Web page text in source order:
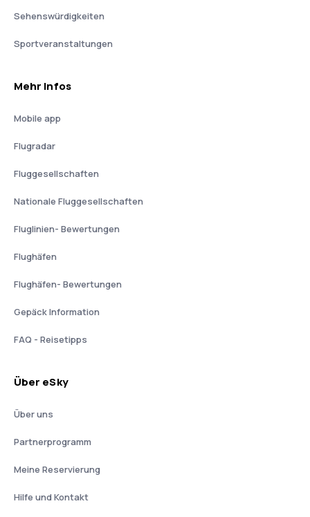
Sehenswürdigkeiten
Sportveranstaltungen
Mehr Infos
Mobile app
Flugradar
Fluggesellschaften
Nationale Fluggesellschaften
Fluglinien- Bewertungen
Flughäfen
Flughäfen- Bewertungen
Gepäck Information
FAQ - Reisetipps
Über eSky
Über uns
Partnerprogramm
Meine Reservierung
Hilfe und Kontakt